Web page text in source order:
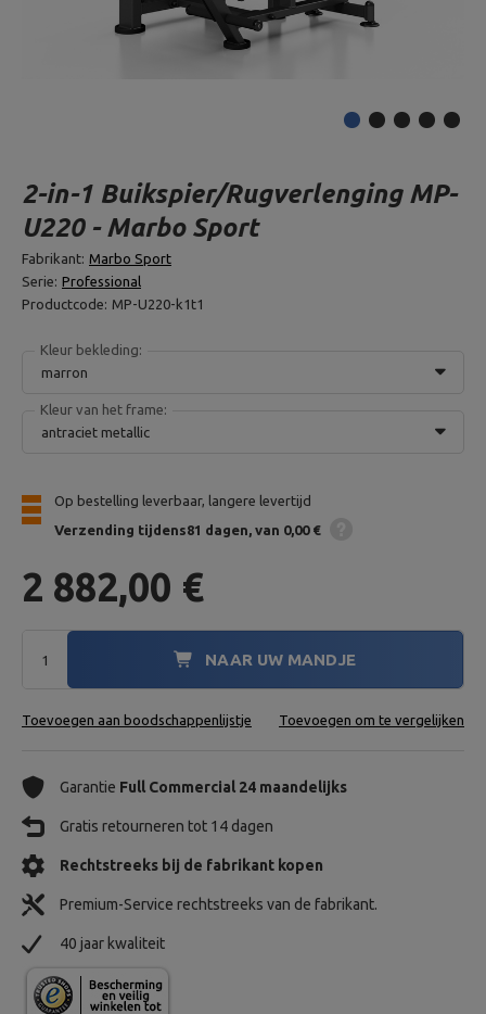
2-in-1 Buikspier/Rugverlenging MP-
U220 - Marbo Sport
Fabrikant: Marbo Sport
Serie: Professional
Productcode: MP-U220-k1t1
Kleur bekleding:
marron
Kleur van het frame:
antraciet metallic
Op bestelling leverbaar, langere levertijd
Verzending tijdens81 dagen van 0,00 €
2 882,00 €
NAAR UW MANDJE
Toevoegen aan boodschappenlijstje Toevoegen om te vergelijken
Garantie Full Commercial 24 maandelijks
Gratis retourneren tot 14 dagen
Rechtstreeks bij de fabrikant kopen
Premium-Service rechtstreeks van de fabrikant.
40 jaar kwaliteit